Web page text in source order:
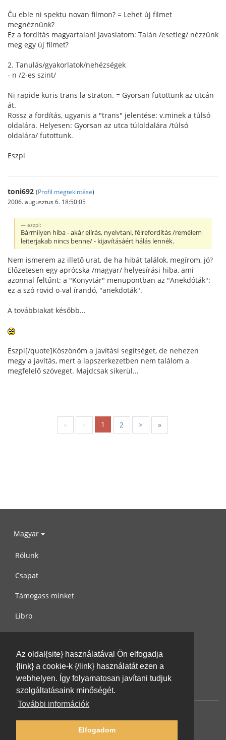
Az oldal{site} használatával Ön elfogadja
{link} a cookie-k {/link} használatát ezen a
webhelyen. Így folyamatosan javítani tudjuk
szolgáltatásaink minőségét.
További információk
Elfogadom
Ĉu eble ni spektu novan filmon? = Lehet új filmet
megnéznünk?
Ez a fordítás magyartalan! Javaslatom: Talán /esetleg/ nézzünk
meg egy új filmet?
2. Tanulás/gyakorlatok/nehézségek
- n /2-es szint/
Ni rapide kuris trans la straton. = Gyorsan futottunk az utcán
át.
Rossz a fordítás, ugyanis a "trans" jelentése: v.minek a túlsó
oldalára. Helyesen: Gyorsan az utca túloldalára /túlsó
oldalára/ futottunk.
Eszpi
toni692 (Profil megtekintése)
2006. augusztus 6. 18:50:05
eszpi:
Bármilyen hiba - akár elírás, nyelvtani, félrefordítás /remélem
leiterjakab nincs benne/ - kijavításáért hálás lennék.
Nem ismerem az illető urat, de ha hibát találok, megírom, jó?
Előzetesen egy aprócska /magyar/ helyesírási hiba, ami
azonnal feltűnt: a "Könyvtár" menüpontban az "Anekdóták":
ez a szó rövid o-val írandó, "anekdoták".
A továbbiakat később...
Eszpi[/quote]Köszönöm a javítási segítséget, de nehezen
megy a javítás, mert a lapszerkezetben nem találom a
megfelelő szöveget. Majdcsak sikerül...
« < 1 2 > »
Magyar
Rólunk
Csapat
Támogass minket
Libro
Használati feltételek
Írj nekünk